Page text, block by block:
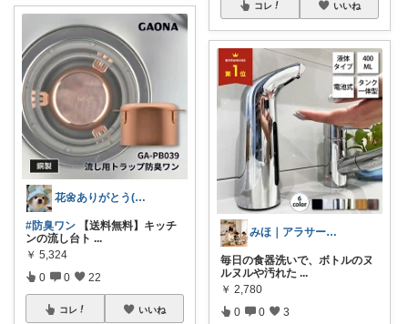
花🌼ありがとう(*･ω･)*_ _)ﾍ
#防臭ワン 【送料無料】キッチ
ンの流し台ト ...
￥ 5,324
0 0 22
コレ いいね
コレ いいね
みほ｜アラサー主婦｜共働き｜2児育児中
毎日の食器洗いで、ボトルのヌ
ルヌルや汚れた ...
￥ 2,780
0 0 3